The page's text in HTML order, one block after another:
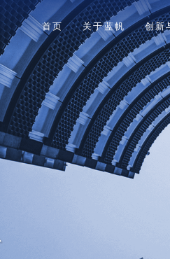
首页 关于蓝帆 创新